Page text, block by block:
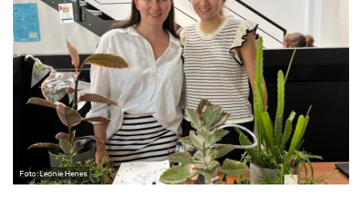
Leonie Henes